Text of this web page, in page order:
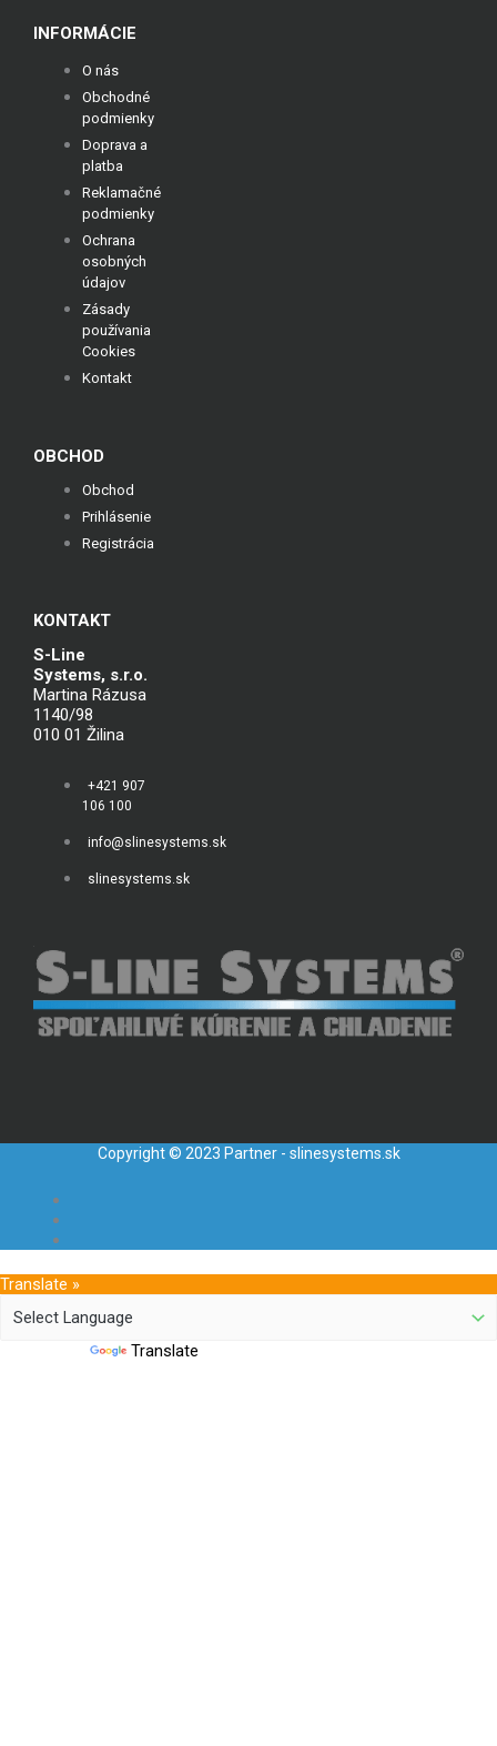
INFORMÁCIE
O nás
Obchodné
podmienky
Doprava a
platba
Reklamačné
podmienky
Ochrana
osobných
údajov
Zásady
používania
Cookies
Kontakt
OBCHOD
Obchod
Prihlásenie
Registrácia
KONTAKT
S-Line
Systems, s.r.o.
Martina Rázusa
1140/98
010 01 Žilina
+421 907
106 100
info@slinesystems.sk
slinesystems.sk
Copyright © 2023 Partner - slinesystems.sk
Translate »
Translate